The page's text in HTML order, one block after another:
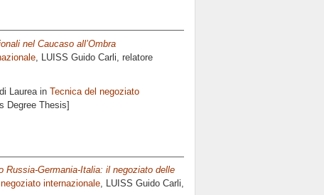
nel Caucaso all’Ombra
, LUISS Guido Carli, relatore
Laurea in Tecnica del negoziato
Degree Thesis]
Russia-Germania-Italia: il negoziato delle
internazionale, LUISS Guido Carli,